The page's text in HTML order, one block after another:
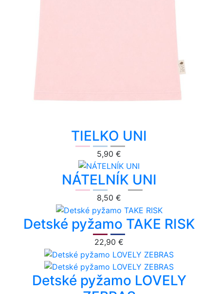
TIELKO UNI
5,90 €
NÁTELNÍK UNI
8,50 €
Detské pyžamo TAKE RISK
22,90 €
Detské pyžamo LOVELY